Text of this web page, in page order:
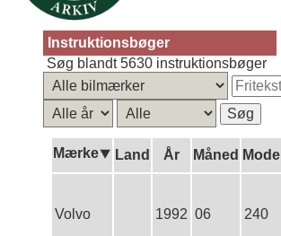
Instruktionsbøger
Søg blandt 5630 instruktionsbøger
Mærke⯆ Land År Måned Model
Volvo 1992 06 240